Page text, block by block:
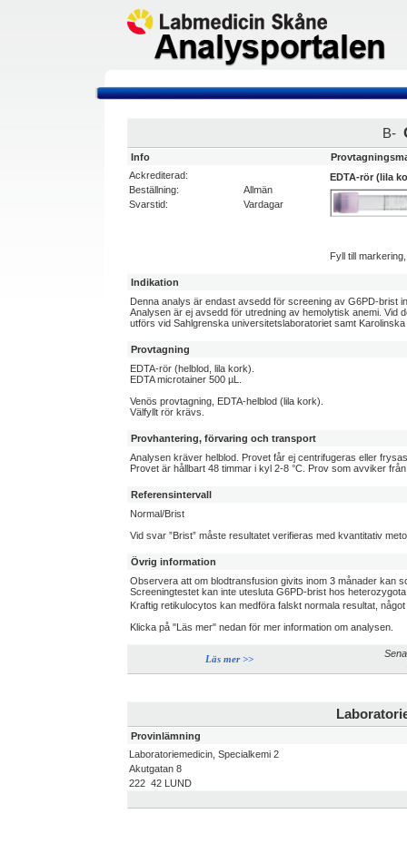
B-
Info
Ackrediterad:
Beställning:
Allmän
Svarstid:
Vardagar
EDTA-rör (lila
Fyll till
Indikation
Denna analys är endast avsedd för screening av G6PD-brist
Analysen är ej avsedd för utredning av hemolytisk anemi. Vid
utförs vid Sahlgrenska universitetslaboratoriet samt
Provtagning
EDTA-rör (helblod, lila kork).
EDTA microtainer 500 µL.
Venös provtagning, EDTA-helblod (lila kork).
Välfyllt rör krävs.
Provhantering, förvaring och transport
Analysen kräver helblod. Provet får ej centrifugeras eller
Provet är hållbart 48 timmar i kyl 2-8 °C. Prov som avviker
Referensintervall
Normal/Brist
Vid svar ”Brist” måste resultatet verifieras med kvantitativ
Övrig information
Observera att om blodtransfusion givits inom 3 månader kan
Screeningtestet kan inte utesluta G6PD-brist hos
Kraftig retikulocytos kan medföra falskt normala resultat,
Klicka på "Läs mer" nedan för mer information om analysen.
Läs mer >>
Provinlämning
Laboratoriemedicin, Specialkemi 2
Akutgatan 8
222 42 LUND